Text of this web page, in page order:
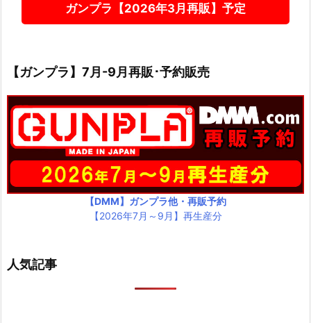
ガンプラ【2026年3月再販】予定
【ガンプラ】7月-9月再販･予約販売
【DMM】ガンプラ他・再販予約
【2026年7月～9月】再生産分
人気記事